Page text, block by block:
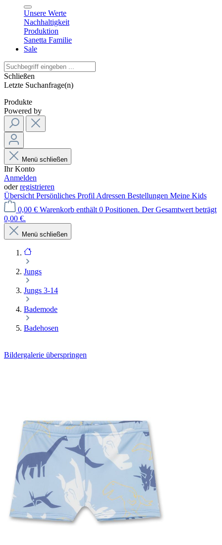
Unsere Werte
Nachhaltigkeit
Produktion
Sanetta Familie
Sale
Schließen
Letzte Suchanfrage(n)
Produkte
Powered by
Menü schließen
Ihr Konto
Anmelden
oderregistrieren
Übersicht Persönliches Profil Adressen Bestellungen Meine Kids
0,00 € Warenkorb enthält 0 Positionen. Der Gesamtwert beträgt
0,00 €.
Menü schließen
Jungs
Jungs 3-14
Bademode
Badehosen
Bildergalerie überspringen